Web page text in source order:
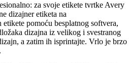
za svoje etikete tvrtke Avery
dizajner etiketa na
pomoću besplatnog softvera,
dizajna iz velikog i svestranog
a zatim ih isprintajte. Vrlo je brzo